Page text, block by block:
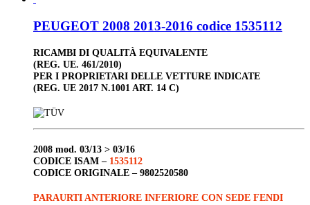
PEUGEOT 2008 2013-2016 codice 1535112
RICAMBI DI QUALITÀ EQUIVALENTE
(REG. UE. 461/2010)
PER I PROPRIETARI DELLE VETTURE INDICATE
(REG. UE 2017 N.1001 ART. 14 C)
2008 mod. 03/13 > 03/16
CODICE ISAM – 1535112
CODICE ORIGINALE – 9802520580
PARAURTI ANTERIORE INFERIORE CON SEDE FENDI